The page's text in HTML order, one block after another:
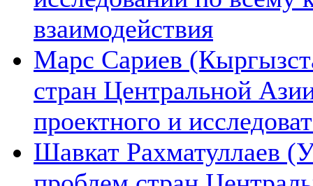
взаимодействия
Марс Сариев
стран Центральной
проектного и
Шавкат Рахматуллаев